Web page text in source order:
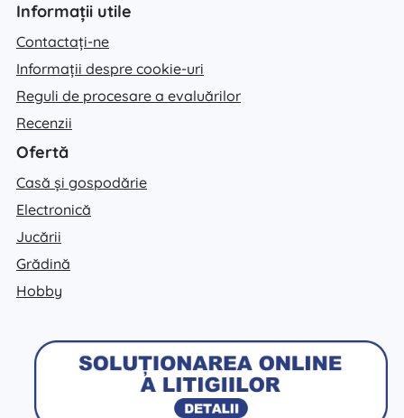
Informații utile
Contactați-ne
Informații despre cookie-uri
Reguli de procesare a evaluărilor
Recenzii
Ofertă
Casă și gospodărie
Electronică
Jucării
Grădină
Hobby